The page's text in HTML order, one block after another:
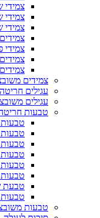
צמידי
צמידים
עגילים חריטה
עגילים
טבעות
טבעת
טבעות